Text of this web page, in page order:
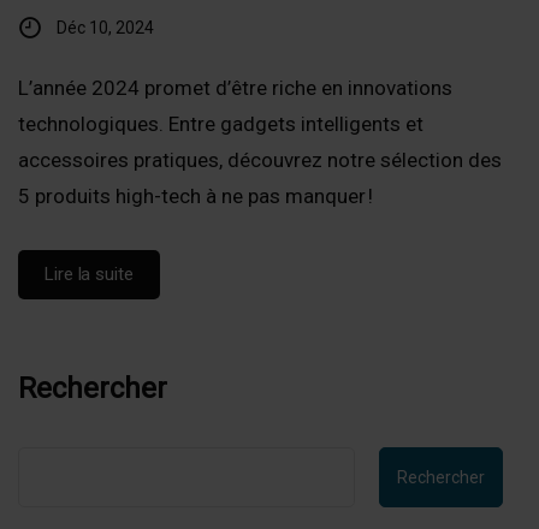
Déc 10, 2024
L’année 2024 promet d’être riche en innovations
technologiques. Entre gadgets intelligents et
accessoires pratiques, découvrez notre sélection des
5 produits high-tech à ne pas manquer !
Lire la suite
Rechercher
Rechercher